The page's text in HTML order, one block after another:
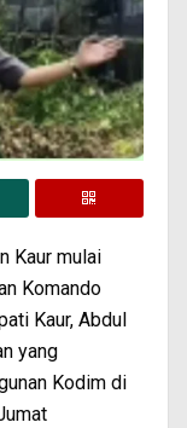
Kaur mulai
Komando
Kaur, Abdul
yang
Kodim di